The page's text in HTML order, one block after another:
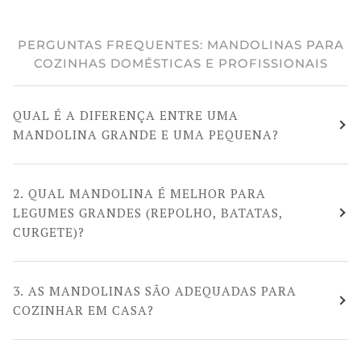
PERGUNTAS FREQUENTES: MANDOLINAS PARA
COZINHAS DOMÉSTICAS E PROFISSIONAIS
QUAL É A DIFERENÇA ENTRE UMA
MANDOLINA GRANDE E UMA PEQUENA?
2. QUAL MANDOLINA É MELHOR PARA
LEGUMES GRANDES (REPOLHO, BATATAS,
CURGETE)?
3. AS MANDOLINAS SÃO ADEQUADAS PARA
COZINHAR EM CASA?